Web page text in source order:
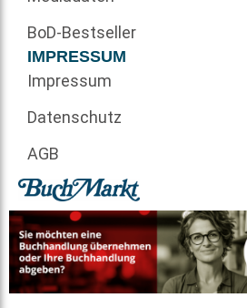
BoD-Bestseller
IMPRESSUM
Impressum
Datenschutz
AGB